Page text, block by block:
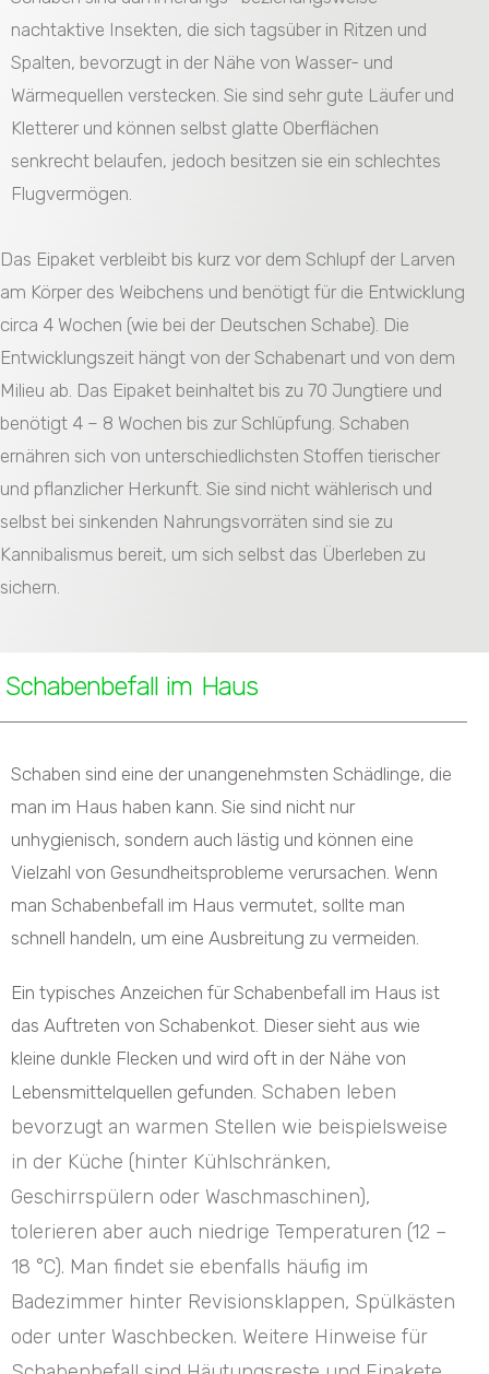
nachtaktive Insekten, die sich tagsüber in Ritzen und
Spalten, bevorzugt in der Nähe von Wasser- und
Wärmequellen verstecken. Sie sind sehr gute Läufer und
Kletterer und können selbst glatte Oberflächen
senkrecht belaufen, jedoch besitzen sie ein schlechtes
Flugvermögen.
Das Eipaket verbleibt bis kurz vor dem Schlupf der Larven
am Körper des Weibchens und benötigt für die Entwicklung
circa 4 Wochen (wie bei der Deutschen Schabe). Die
Entwicklungszeit hängt von der Schabenart und von dem
Milieu ab. Das Eipaket beinhaltet bis zu 70 Jungtiere und
benötigt 4 – 8 Wochen bis zur Schlüpfung. Schaben
ernähren sich von unterschiedlichsten Stoffen tierischer
und pflanzlicher Herkunft. Sie sind nicht wählerisch und
selbst bei sinkenden Nahrungsvorräten sind sie zu
Kannibalismus bereit, um sich selbst das Überleben zu
sichern.
Schabenbefall im Haus
Schaben sind eine der unangenehmsten Schädlinge, die
man im Haus haben kann. Sie sind nicht nur
unhygienisch, sondern auch lästig und können eine
Vielzahl von Gesundheitsprobleme verursachen. Wenn
man Schabenbefall im Haus vermutet, sollte man
schnell handeln, um eine Ausbreitung zu vermeiden.
Ein typisches Anzeichen für Schabenbefall im Haus ist
das Auftreten von Schabenkot. Dieser sieht aus wie
kleine dunkle Flecken und wird oft in der Nähe von
Lebensmittelquellen gefunden. Schaben leben
bevorzugt an warmen Stellen wie beispielsweise
in der Küche (hinter Kühlschränken,
Geschirrspülern oder Waschmaschinen),
tolerieren aber auch niedrige Temperaturen (12 –
18 °C). Man findet sie ebenfalls häufig im
Badezimmer hinter Revisionsklappen, Spülkästen
oder unter Waschbecken. Weitere Hinweise für